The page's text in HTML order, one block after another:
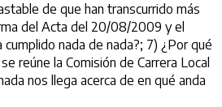
de que han transcurrido más
del Acta del 20/08/2009 y el
nada de nada?; 7) ¿Por qué
reúne la Comisión de Carrera Local
nos llega acerca de en qué anda